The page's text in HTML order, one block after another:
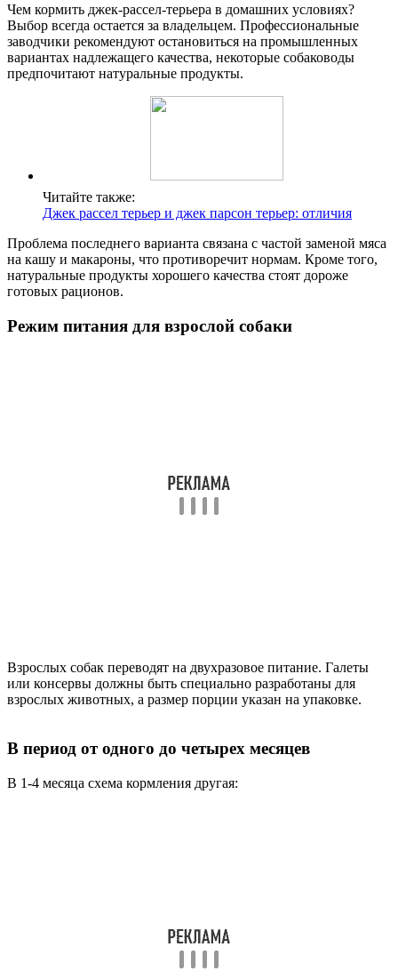
Чем кормить джек-рассел-терьера в домашних условиях?
Выбор всегда остается за владельцем. Профессиональные
заводчики рекомендуют остановиться на промышленных
вариантах надлежащего качества, некоторые собаководы
предпочитают натуральные продукты.
Читайте также:
Джек рассел терьер и джек парсон терьер: отличия
Проблема последнего варианта связана с частой заменой мяса
на кашу и макароны, что противоречит нормам. Кроме того,
натуральные продукты хорошего качества стоят дороже
готовых рационов.
Режим питания для взрослой собаки
Взрослых собак переводят на двухразовое питание. Галеты
или консервы должны быть специально разработаны для
взрослых животных, а размер порции указан на упаковке.
В период от одного до четырех месяцев
В 1-4 месяца схема кормления другая: